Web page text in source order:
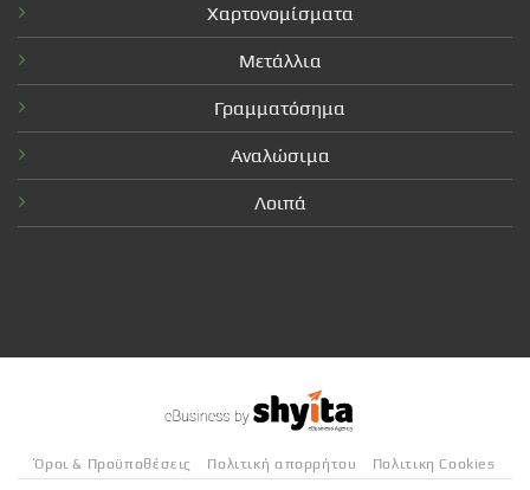
Χαρτονομίσματα
Μετάλλια
Γραμματόσημα
Αναλώσιμα
Λοιπά
Όροι & Προϋποθέσεις Πολιτική απορρήτου Πολιτικη Cookies